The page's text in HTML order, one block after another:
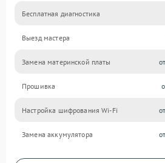
Бесплатная диагностика
Выезд мастера
Замена материнской платы
Прошивка
Настройка шифрования Wi-Fi
Замена аккумулятора